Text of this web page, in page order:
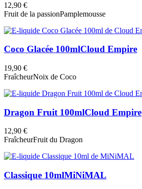
12,90 €
Fruit de la passionPamplemousse
Coco Glacée 100mlCloud Empire
19,90 €
FraîcheurNoix de Coco
Dragon Fruit 100mlCloud Empire
12,90 €
FraîcheurFruit du Dragon
Classique 10mlMiNiMAL